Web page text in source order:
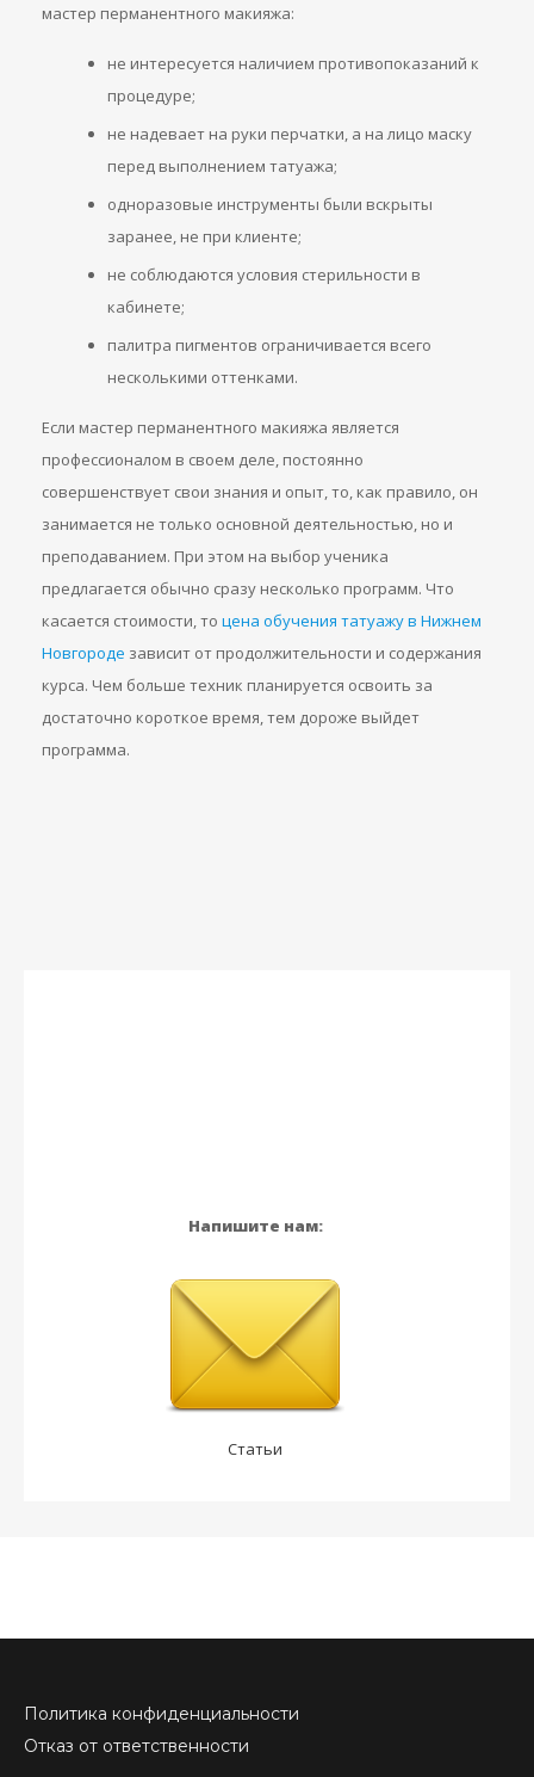
мастер перманентного макияжа:
не интересуется наличием противопоказаний к
процедуре;
не надевает на руки перчатки, а на лицо маску
перед выполнением татуажа;
одноразовые инструменты были вскрыты
заранее, не при клиенте;
не соблюдаются условия стерильности в
кабинете;
палитра пигментов ограничивается всего
несколькими оттенками.
Если мастер перманентного макияжа является
профессионалом в своем деле, постоянно
совершенствует свои знания и опыт, то, как правило, он
занимается не только основной деятельностью, но и
преподаванием. При этом на выбор ученика
предлагается обычно сразу несколько программ. Что
касается стоимости, то цена обучения татуажу в Нижнем
Новгороде зависит от продолжительности и содержания
курса. Чем больше техник планируется освоить за
достаточно короткое время, тем дороже выйдет
программа.
Напишите нам:
Статьи
Политика конфиденциальности
Отказ от ответственности